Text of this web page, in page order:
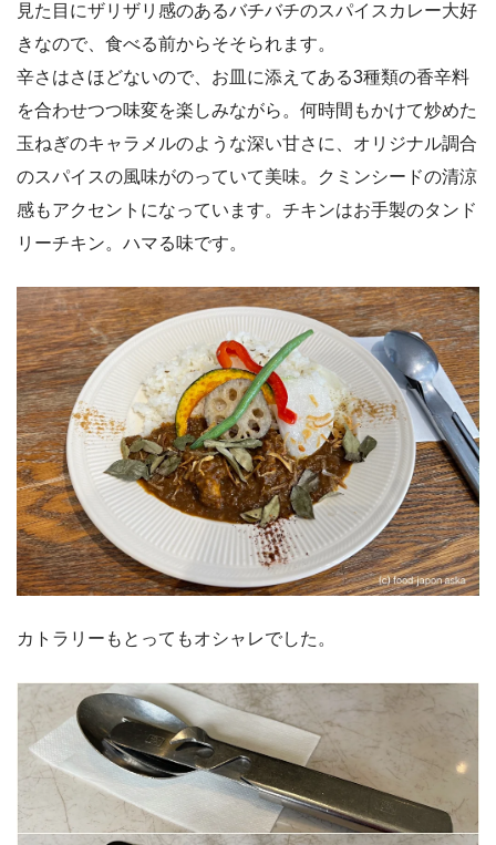
見た目にザリザリ感のあるバチバチのスパイスカレー大好
きなので、食べる前からそそられます。
辛さはさほどないので、お皿に添えてある3種類の香辛料
を合わせつつ味変を楽しみながら。何時間もかけて炒めた
玉ねぎのキャラメルのような深い甘さに、オリジナル調合
のスパイスの風味がのっていて美味。クミンシードの清涼
感もアクセントになっています。チキンはお手製のタンド
リーチキン。ハマる味です。
カトラリーもとってもオシャレでした。